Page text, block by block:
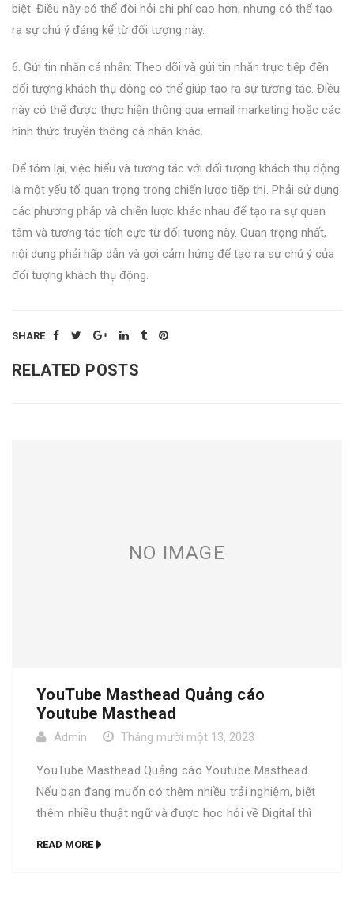
biệt. Điều này có thể đòi hỏi chi phí cao hơn, nhưng có thể tạo
ra sự chú ý đáng kể từ đối tượng này.
6. Gửi tin nhắn cá nhân: Theo dõi và gửi tin nhắn trực tiếp đến
đối tượng khách thụ động có thể giúp tạo ra sự tương tác. Điều
này có thể được thực hiện thông qua email marketing hoặc các
hình thức truyền thông cá nhân khác.
Để tóm lại, việc hiểu và tương tác với đối tượng khách thụ động
là một yếu tố quan trọng trong chiến lược tiếp thị. Phải sử dụng
các phương pháp và chiến lược khác nhau để tạo ra sự quan
tâm và tương tác tích cực từ đối tượng này. Quan trọng nhất,
nội dung phải hấp dẫn và gợi cảm hứng để tạo ra sự chú ý của
đối tượng khách thụ động.
SHARE
RELATED POSTS
NO IMAGE
YouTube Masthead Quảng cáo
Youtube Masthead
Admin Tháng mười một 13, 2023
YouTube Masthead Quảng cáo Youtube Masthead
Nếu bạn đang muốn có thêm nhiều trải nghiệm, biết
thêm nhiều thuật ngữ và được học hỏi về Digital thì
READ MORE